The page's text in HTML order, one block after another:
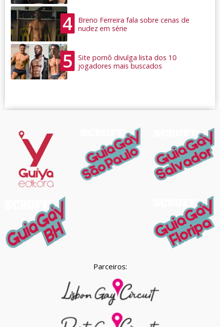
4
Breno Ferreira fala sobre cenas de
nudez em série
5
Site pornô divulga lista dos 10
jogadores mais buscados
Parceiros: